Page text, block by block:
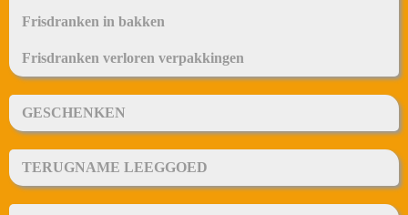
Frisdranken in bakken
Frisdranken verloren verpakkingen
GESCHENKEN
TERUGNAME LEEGGOED